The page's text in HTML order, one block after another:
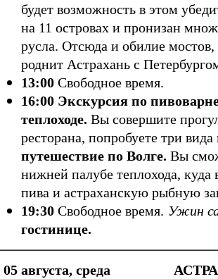
будет возможность в этом
на 11 островах и пронизан
русла. Отсюда и обилие мостов,
роднит Астрахань с
13:00 Свободное время.
16:00 Экскурсия по
теплоходе. Вы совершите
ресторана, попробуете три
путешествие по Волге. Вы
нижней палубе теплохода,
пива и астраханскую рыбную
19:30 Свободное время. Ужин
гостинице.
05 августа, среда